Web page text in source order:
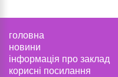
головна
новини
інформація про заклад
корисні посилання